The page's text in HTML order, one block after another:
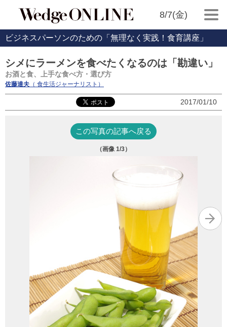
8/7(金)
ビジネスパーソンのための「無理なく実践！食育講座」
シメにラーメンを食べたくなるのは「勘違い」
お酒と食、上手な食べ方・選び方
佐藤達夫 （ 食生活ジャーナリスト）
2017/01/10
この写真の記事へ戻る
（画像 1/3）